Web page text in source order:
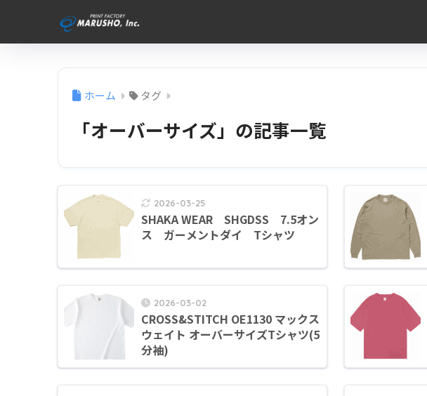
ホーム タグ
「オーバーサイズ」の記事一覧
2026-03-25
SHAKA WEAR SHGDSS 7.5オン
ス ガーメントダイ Tシャツ
2026-03-02
CROSS&STITCH OE1130 マックス
ウェイト オーバーサイズTシャツ(5
分袖)